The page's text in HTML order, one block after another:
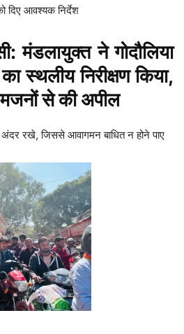
दिए आवश्यक निर्देश
मंडलायुक्त ने गोदौलिया
स्थलीय निरीक्षण किया,
से की अपील
रखे, जिससे आवागमन बाधित न होने पाए